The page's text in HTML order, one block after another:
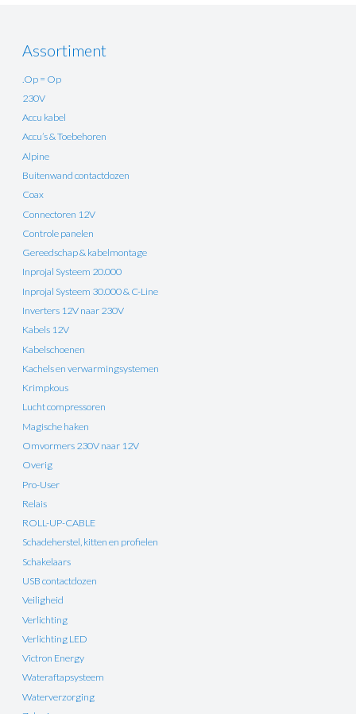
Assortiment
.Op = Op
230V
Accu kabel
Accu’s & Toebehoren
Alpine
Buitenwand contactdozen
Coax
Connectoren 12V
Controle panelen
Gereedschap & kabelmontage
Inprojal Systeem 20.000
Inprojal Systeem 30.000 & C-Line
Inverters 12V naar 230V
Kabels 12V
Kabelschoenen
Kachels en verwarmingsystemen
Krimpkous
Lucht compressoren
Magische haken
Omvormers 230V naar 12V
Overig
Pro-User
Relais
ROLL-UP-CABLE
Schadeherstel, kitten en profielen
Schakelaars
USB contactdozen
Veiligheid
Verlichting
Verlichting LED
Victron Energy
Wateraftapsysteem
Waterverzorging